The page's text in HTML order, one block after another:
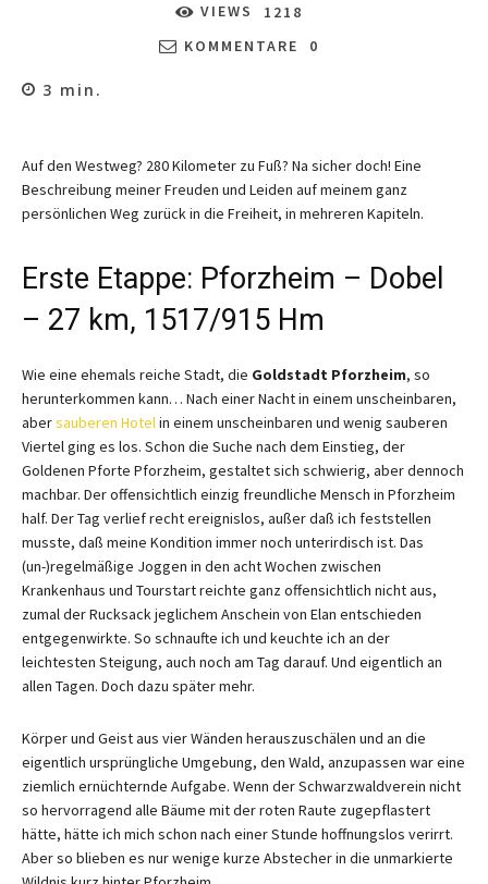
VIEWS
1218
KOMMENTARE
0
3 min.
Auf den Westweg? 280 Kilometer zu Fuß? Na sicher doch! Eine
Beschreibung meiner Freuden und Leiden auf meinem ganz
persönlichen Weg zurück in die Freiheit, in mehreren Kapiteln.
Erste Etappe: Pforzheim – Dobel
– 27 km, 1517/915 Hm
Wie eine ehemals reiche Stadt, die Goldstadt Pforzheim, so
herunterkommen kann… Nach einer Nacht in einem unscheinbaren,
abersauberen Hotelin einem unscheinbaren und wenig sauberen
Viertel ging es los. Schon die Suche nach dem Einstieg, der
Goldenen Pforte Pforzheim, gestaltet sich schwierig, aber dennoch
machbar. Der offensichtlich einzig freundliche Mensch in Pforzheim
half. Der Tag verlief recht ereignislos, außer daß ich feststellen
musste, daß meine Kondition immer noch unterirdisch ist. Das
(un-)regelmäßige Joggen in den acht Wochen zwischen
Krankenhaus und Tourstart reichte ganz offensichtlich nicht aus,
zumal der Rucksack jeglichem Anschein von Elan entschieden
entgegenwirkte. So schnaufte ich und keuchte ich an der
leichtesten Steigung, auch noch am Tag darauf. Und eigentlich an
allen Tagen. Doch dazu später mehr.
Körper und Geist aus vier Wänden herauszuschälen und an die
eigentlich ursprüngliche Umgebung, den Wald, anzupassen war eine
ziemlich ernüchternde Aufgabe. Wenn der Schwarzwaldverein nicht
so hervorragend alle Bäume mit der roten Raute zugepflastert
hätte, hätte ich mich schon nach einer Stunde hoffnungslos verirrt.
Aber so blieben es nur wenige kurze Abstecher in die unmarkierte